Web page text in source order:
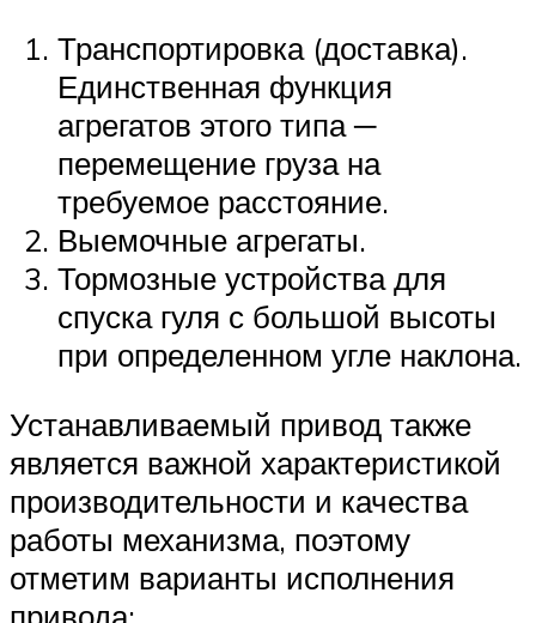
Транспортировка (доставка).
Единственная функция
агрегатов этого типа ─
перемещение груза на
требуемое расстояние.
Выемочные агрегаты.
Тормозные устройства для
спуска гуля с большой высоты
при определенном угле наклона.
Устанавливаемый привод также
является важной характеристикой
производительности и качества
работы механизма, поэтому
отметим варианты исполнения